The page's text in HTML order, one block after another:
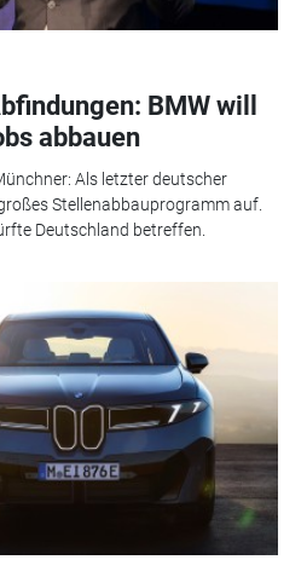
BMW will
abbauen
Als letzter deutscher
Stellenabbauprogramm auf.
Deutschland betreffen.